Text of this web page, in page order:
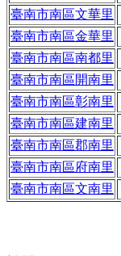
臺南市南區文華里
臺南市南區金華里
臺南市南區南都里
臺南市南區開南里
臺南市南區彰南里
臺南市南區建南里
臺南市南區郡南里
臺南市南區府南里
臺南市南區文南里